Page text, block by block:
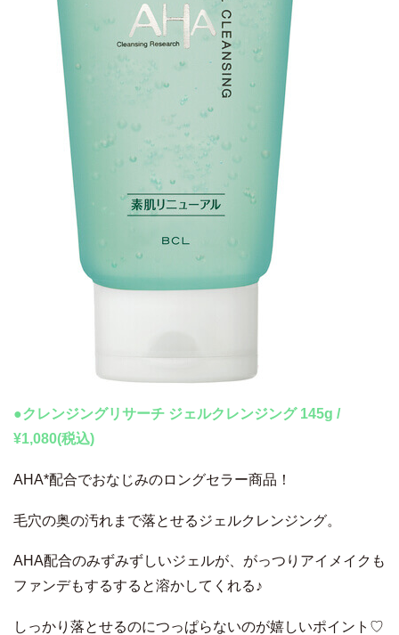
●クレンジングリサーチ ジェルクレンジング 145g /
¥1,080(税込)
AHA*配合でおなじみのロングセラー商品！
毛穴の奥の汚れまで落とせるジェルクレンジング。
AHA配合のみずみずしいジェルが、がっつりアイメイクも
ファンデもするすると溶かしてくれる♪
しっかり落とせるのにつっぱらないのが嬉しいポイント♡